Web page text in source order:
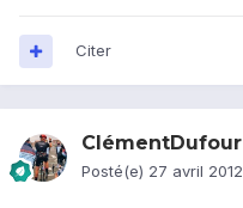
Citer
ClémentDufour
Posté(e) 27 avril 2012